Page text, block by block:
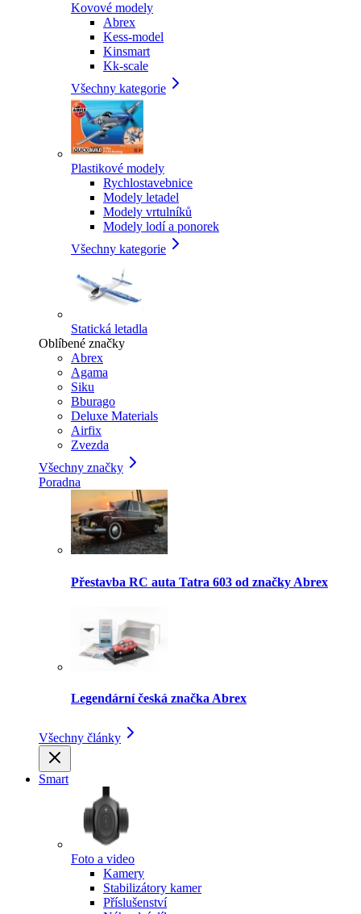
Kovové modely
Abrex
Kess-model
Kinsmart
Kk-scale
Všechny kategorie
Plastikové modely
Rychlostavebnice
Modely letadel
Modely vrtulníků
Modely lodí a ponorek
Všechny kategorie
Statická letadla
Oblíbené značky
Abrex
Agama
Siku
Bburago
Deluxe Materials
Airfix
Zvezda
Všechny značky
Poradna
Přestavba RC auta Tatra 603 od značky Abrex
Legendární česká značka Abrex
Všechny články
Smart
Foto a video
Kamery
Stabilizátory kamer
Příslušenství